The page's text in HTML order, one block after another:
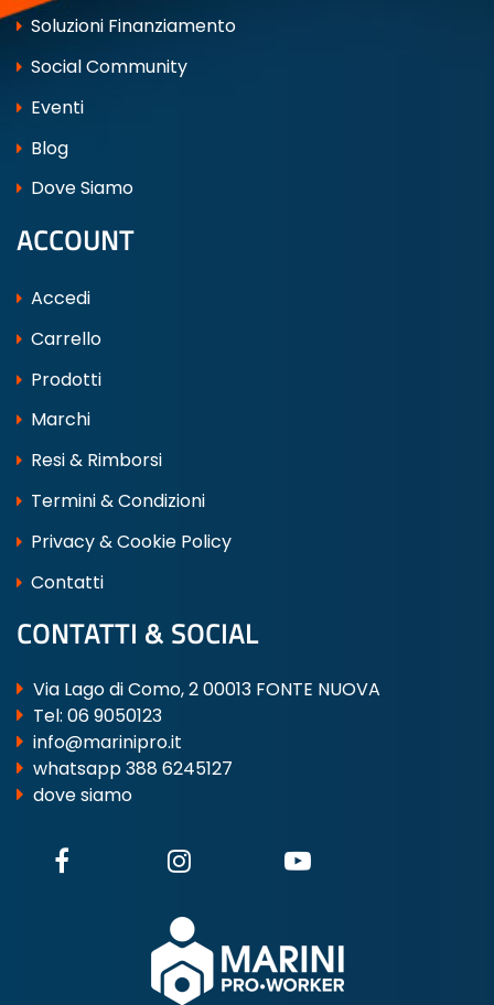
Soluzioni Finanziamento
Social Community
Eventi
Blog
Dove Siamo
ACCOUNT
Accedi
Carrello
Prodotti
Marchi
Resi & Rimborsi
Termini & Condizioni
Privacy & Cookie Policy
Contatti
CONTATTI & SOCIAL
Via Lago di Como, 2 00013 FONTE NUOVA
Tel: 06 9050123
info@marinipro.it
whatsapp 388 6245127
dove siamo